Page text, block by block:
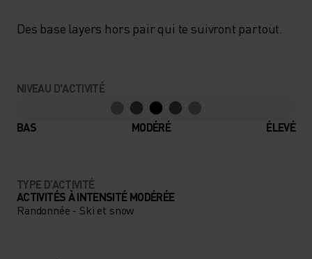
Des base layers hors pair qui te suivront partout.
NIVEAU D'ACTIVITÉ
BAS MODÉRÉ ÉLEVÉ
TYPE D’ACTIVITÉ
ACTIVITÉS À INTENSITÉ MODÉRÉE
Randonnée - Ski et snow